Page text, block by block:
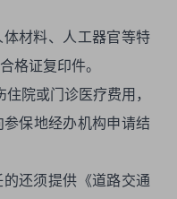
体材料、人工器官等特
格证复印件。
院或门诊医疗费用，
保地经办机构申请结
还须提供《道路交通